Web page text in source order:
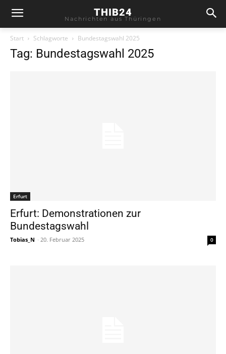
THIB24
Nachrichten aus Thüringen
Start Schlagworte Bundestagswahl 2025
Tag: Bundestagswahl 2025
Erfurt
Erfurt: Demonstrationen zur
Bundestagswahl
Tobias_N - 20. Februar 2025 0